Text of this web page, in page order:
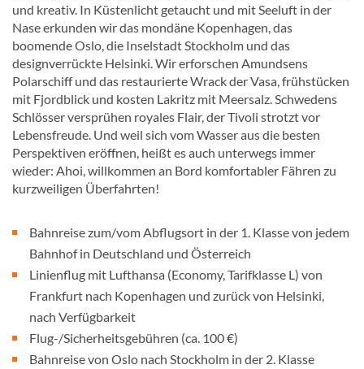
und kreativ. In Küstenlicht getaucht und mit Seeluft in der
Nase erkunden wir das mondäne Kopenhagen, das
boomende Oslo, die Inselstadt Stockholm und das
designverrückte Helsinki. Wir erforschen Amundsens
Polarschiff und das restaurierte Wrack der Vasa, frühstücken
mit Fjordblick und kosten Lakritz mit Meersalz. Schwedens
Schlösser versprühen royales Flair, der Tivoli strotzt vor
Lebensfreude. Und weil sich vom Wasser aus die besten
Perspektiven eröffnen, heißt es auch unterwegs immer
wieder: Ahoi, willkommen an Bord komfortabler Fähren zu
kurzweiligen Überfahrten!
Bahnreise zum/vom Abflugsort in der 1. Klasse von jedem
Bahnhof in Deutschland und Österreich
Linienflug mit Lufthansa (Economy, Tarifklasse L) von
Frankfurt nach Kopenhagen und zurück von Helsinki,
nach Verfügbarkeit
Flug-/Sicherheitsgebühren (ca. 100 €)
Bahnreise von Oslo nach Stockholm in der 2. Klasse